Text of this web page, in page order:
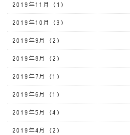
2019年11月（1）
2019年10月（3）
2019年9月（2）
2019年8月（2）
2019年7月（1）
2019年6月（1）
2019年5月（4）
2019年4月（2）